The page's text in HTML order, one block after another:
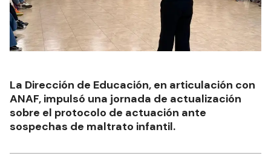
La Dirección de Educación, en articulación con
ANAF, impulsó una jornada de actualización
sobre el protocolo de actuación ante
sospechas de maltrato infantil.